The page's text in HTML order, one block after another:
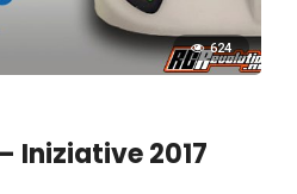
624
Iniziative 2017